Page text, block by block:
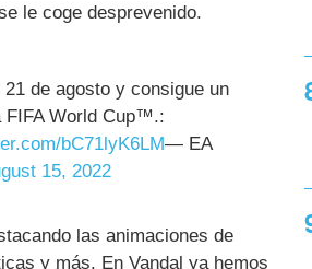
le coge desprevenido.
de agosto y consigue un
FIFA World Cup™.:
bC71lyK6LM— EA
15, 2022
las animaciones de
y más. En Vandal ya hemos